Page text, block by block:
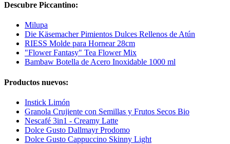
Descubre Piccantino:
Milupa
Die Käsemacher Pimientos Dulces Rellenos de Atún
RIESS Molde para Hornear 28cm
"Flower Fantasy" Tea Flower Mix
Bambaw Botella de Acero Inoxidable 1000 ml
Productos nuevos:
Instick Limón
Granola Crujiente con Semillas y Frutos Secos Bio
Nescafé 3in1 - Creamy Latte
Dolce Gusto Dallmayr Prodomo
Dolce Gusto Cappuccino Skinny Light